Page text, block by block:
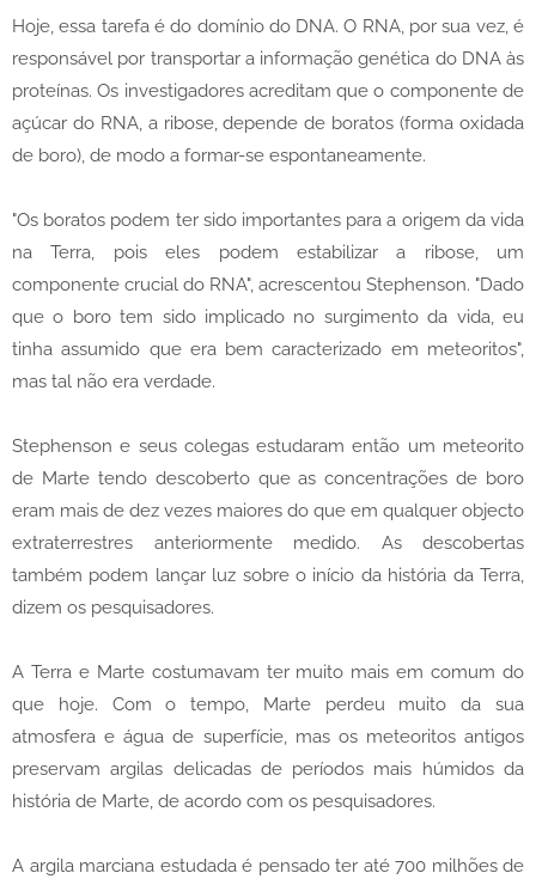
Hoje, essa tarefa é do domínio do DNA. O RNA, por sua vez, é
responsável por transportar a informação genética do DNA às
proteínas. Os investigadores acreditam que o componente de
açúcar do RNA, a ribose, depende de boratos (forma oxidada
de boro), de modo a formar-se espontaneamente.
"Os boratos podem ter sido importantes para a origem da vida
na Terra, pois eles podem estabilizar a ribose, um
componente crucial do RNA", acrescentou Stephenson. "Dado
que o boro tem sido implicado no surgimento da vida, eu
tinha assumido que era bem caracterizado em meteoritos",
mas tal não era verdade.
Stephenson e seus colegas estudaram então um meteorito
de Marte tendo descoberto que as concentrações de boro
eram mais de dez vezes maiores do que em qualquer objecto
extraterrestres anteriormente medido. As descobertas
também podem lançar luz sobre o início da história da Terra,
dizem os pesquisadores.
A Terra e Marte costumavam ter muito mais em comum do
que hoje. Com o tempo, Marte perdeu muito da sua
atmosfera e água de superfície, mas os meteoritos antigos
preservam argilas delicadas de períodos mais húmidos da
história de Marte, de acordo com os pesquisadores.
A argila marciana estudada é pensado ter até 700 milhões de